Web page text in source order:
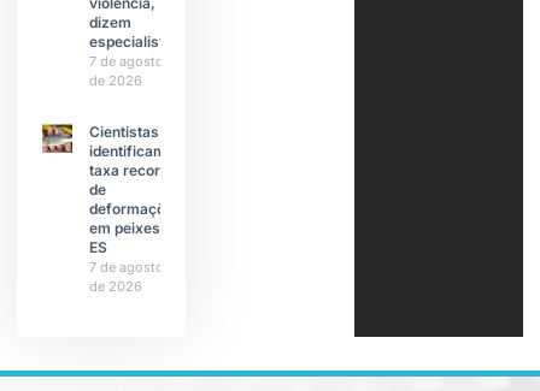
dizem
especialistas
7 de agosto
de 2026
Cientistas
identificam
taxa recorde
de
deformações
em peixes do
ES
7 de agosto
de 2026